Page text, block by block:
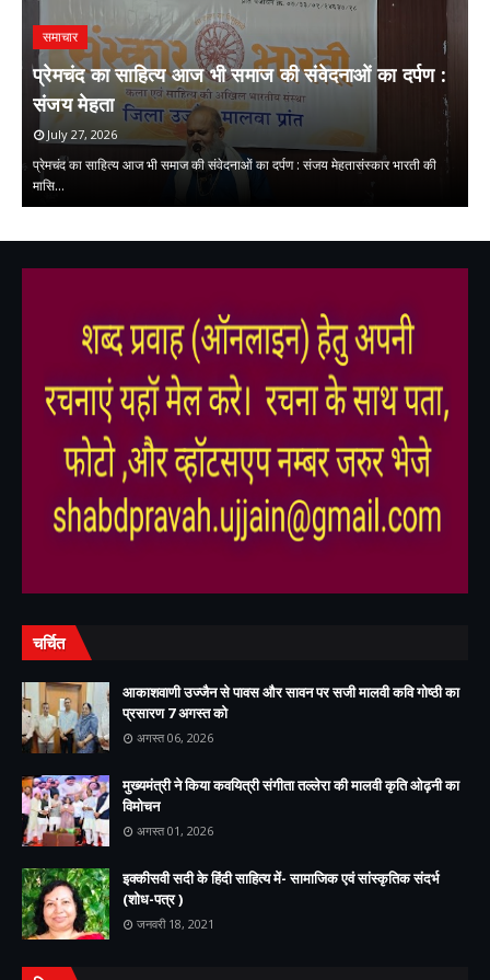
समाचार
प्रेमचंद का साहित्य आज भी समाज की संवेदनाओं का दर्पण :
संजय मेहता
July 27, 2026
प्रेमचंद का साहित्य आज भी समाज की संवेदनाओं का दर्पण : संजय मेहतासंस्कार भारती की
मासि…
चर्चित
आकाशवाणी उज्जैन से पावस और सावन पर सजी मालवी कवि गोष्ठी का
प्रसारण 7 अगस्त को
अगस्त 06, 2026
मुख्यमंत्री ने किया कवयित्री संगीता तल्लेरा की मालवी कृति ओढ़नी का
विमोचन
अगस्त 01, 2026
इक्कीसवी सदी के हिंदी साहित्य में- सामाजिक एवं सांस्कृतिक संदर्भ
(शोध-पत्र )
जनवरी 18, 2021